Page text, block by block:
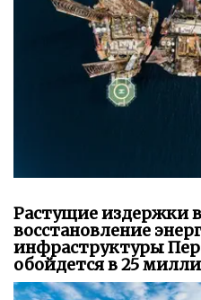
Растущие издержки
восстановление
инфраструктуры
обойдется в 25